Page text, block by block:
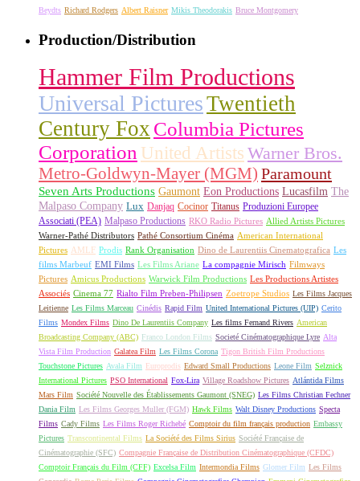
Beydts Richard Rodgers Albert Raisner Mikis Theodorakis Bruce Montgomery
Production/Distribution
Hammer Film Productions
Universal PicturesTwentieth
Century FoxColumbia Pictures
Corporation United Artists Warner Bros.
Metro-Goldwyn-Mayer (MGM) Paramount
Seven Arts Productions Gaumont Eon Productions Lucasfilm The
Malpaso Company Lux Danjaq Cocinor Titanus Produzioni Europee
Associati (PEA) Malpaso Productions RKO Radio Pictures Allied Artists Pictures
Warner-Pathé Distributors Pathé Consortium Cinéma American International
Pictures AMLF Prodis Rank Organisation Dino de Laurentiis Cinematografica Les
films Marbeuf EMI Films Les Films Ariane La compagnie Mirisch Filmways
Pictures Amicus Productions Warwick Film Productions Les Productions Artistes
Associés Cinema 77 Rialto Film Preben-Philipsen Zoetrope Studios Les Films Jacques
Leitienne Les Films Marceau Cinédis Rapid Film United International Pictures (UIP) Cerito
Films Mondex Films Dino De Laurentiis Company Les films Fernand Rivers American
Broadcasting Company (ABC) Franco London Films Societé Cinématographique Lyre Alta
Vista Film Production Galatea Film Les Films Corona Tigon British Film Productions
Touchstone Pictures Avala Film Europrodis Edward Small Productions Leone Film Selznick
International Pictures PSO International Fox-Lira Village Roadshow Pictures Atlántida Films
Mars Film Société Nouvelle des Établissements Gaumont (SNEG) Les Films Christian Fechner
Dania Film Les Films Georges Muller (FGM) Hawk Films Walt Disney Productions Specta
Films Cady Films Les Films Roger Richebé Comptoir du film français production Embassy
Pictures Transcontinental Films La Société des Films Sirius Société Française de
Cinématographie (SFC) Compagnie Française de Distribution Cinématographique (CFDC)
Comptoir Français du Film (CFF) Excelsa Film Intermondia Films Glomer Film Les Films